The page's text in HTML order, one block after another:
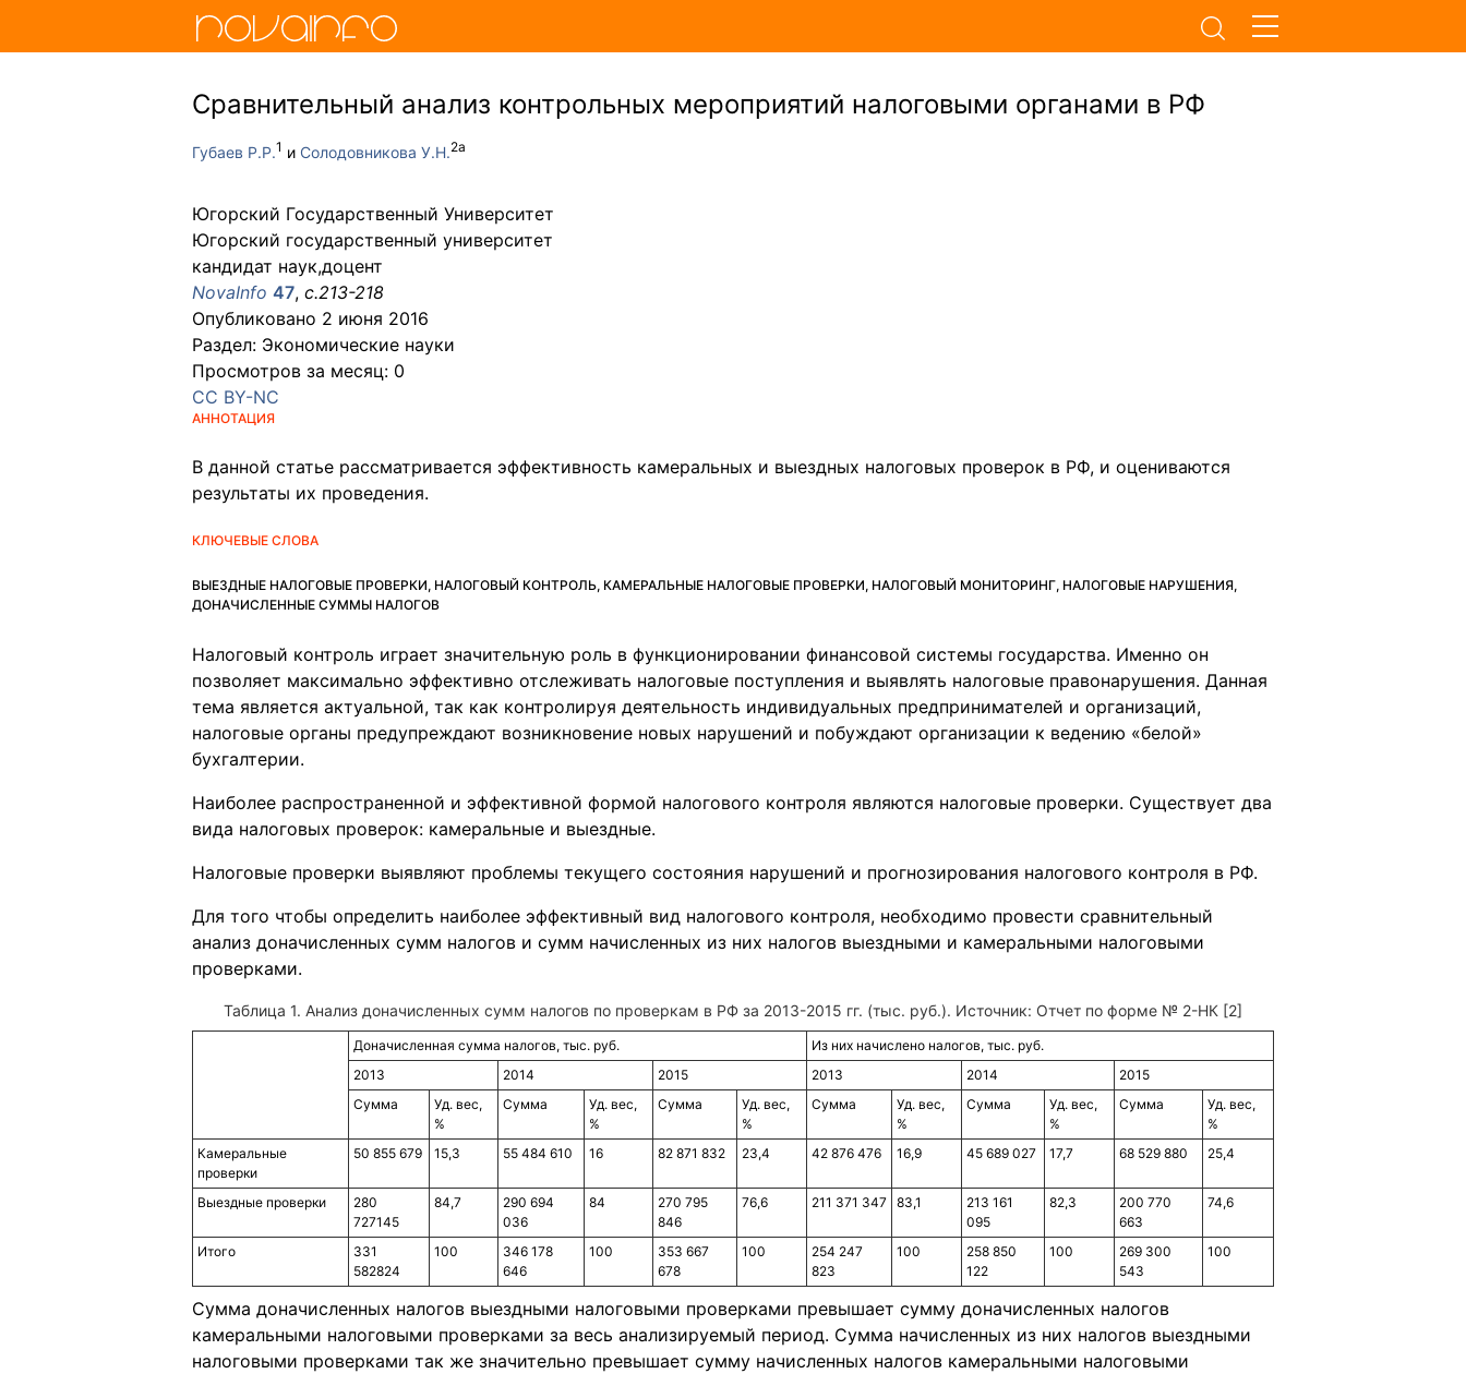
Сравнительный анализ контрольных мероприятий налоговыми органами в РФ
Губаев Р.Р.1 Солодовникова У.Н.2a
Югорский Государственный Университет
Югорский государственный университет
кандидат наук,доцент
NovaInfo 47, с.213-218
Опубликовано 2 июня 2016
Раздел: Экономические науки
Просмотров за месяц: 0
CC BY-NC
АННОТАЦИЯ
В данной статье рассматривается эффективность камеральных и выездных налоговых проверок в РФ, и оцениваются
результаты их проведения.
КЛЮЧЕВЫЕ СЛОВА
ВЫЕЗДНЫЕ НАЛОГОВЫЕ ПРОВЕРКИ, НАЛОГОВЫЙ КОНТРОЛЬ, КАМЕРАЛЬНЫЕ НАЛОГОВЫЕ ПРОВЕРКИ, НАЛОГОВЫЙ МОНИТОРИНГ, НАЛОГОВЫЕ НАРУШЕНИЯ,
ДОНАЧИСЛЕННЫЕ СУММЫ НАЛОГОВ
Налоговый контроль играет значительную роль в функционировании финансовой системы государства. Именно он
позволяет максимально эффективно отслеживать налоговые поступления и выявлять налоговые правонарушения. Данная
тема является актуальной, так как контролируя деятельность индивидуальных предпринимателей и организаций,
налоговые органы предупреждают возникновение новых нарушений и побуждают организации к ведению «белой»
бухгалтерии.
Наиболее распространенной и эффективной формой налогового контроля являются налоговые проверки. Существует два
вида налоговых проверок: камеральные и выездные.
Налоговые проверки выявляют проблемы текущего состояния нарушений и прогнозирования налогового контроля в РФ.
Для того чтобы определить наиболее эффективный вид налогового контроля, необходимо провести сравнительный
анализ доначисленных сумм налогов и сумм начисленных из них налогов выездными и камеральными налоговыми
проверками.
Таблица 1. Анализ доначисленных сумм налогов по проверкам в РФ за 2013-2015 гг. (тыс. руб.). Источник: Отчет по форме № 2-НК [2]
Доначисленная сумма налогов, тыс. руб.
Из них начислено налогов, тыс. руб.
2013
2014 2015 2013 2014
2015
Сумма
Уд. вес,
%
Сумма
Уд. вес,
%
Сумма
Уд. вес,
%
Сумма
Уд. вес,
%
Сумма
Уд. вес,
%
Сумма
Уд. вес,
%
Камеральные
проверки
50 855 679 15,3 55 484 610 16 82 871 832 23,4 42 876 476 16,9 45 689 027 17,7 68 529 880 25,4
Выездные проверки
280
727145
84,7
290 694
036
84
270 795
846
76,6 211 371 347 83,1
213 161
095
82,3
200 770
663
74,6
Итого
331
582824
100
346 178
646
100
353 667
678
100
254 247
823
100
258 850
122
100
269 300
543
100
Сумма доначисленных налогов выездными налоговыми проверками превышает сумму доначисленных налогов
камеральными налоговыми проверками за весь анализируемый период. Сумма начисленных из них налогов выездными
налоговыми проверками так же значительно превышает сумму начисленных налогов камеральными налоговыми